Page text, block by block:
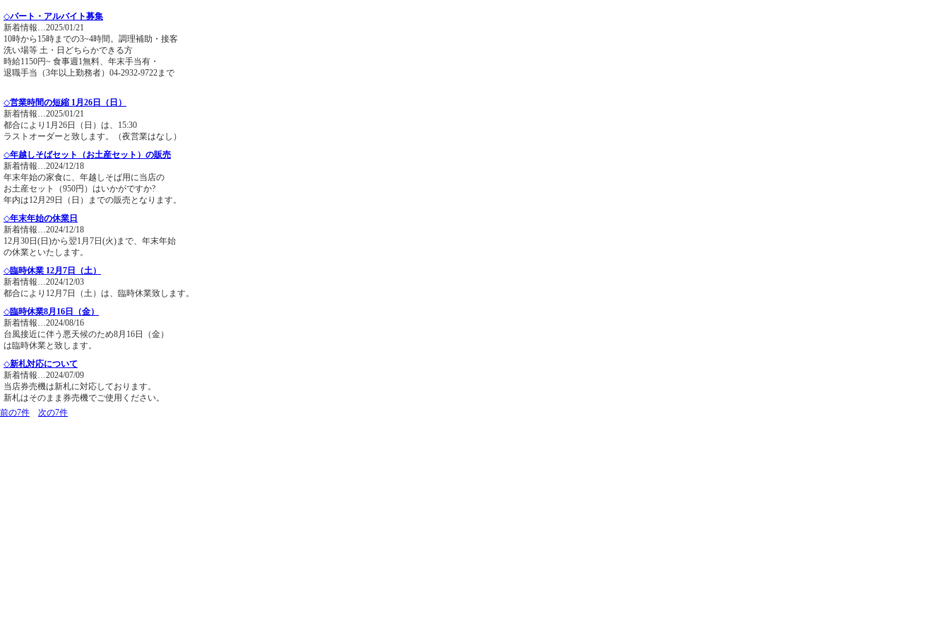
◇パート・アルバイト募集
新着情報…2025/01/21
10時から15時までの3~4時間。調理補助・接客
洗い場等 土・日どちらかできる方
時給1150円~ 食事週1無料、年末手当有・
退職手当（3年以上勤務者）04-2932-9722まで
◇営業時間の短縮 1月26日（日）
新着情報…2025/01/21
都合により1月26日（日）は、15:30
ラストオーダーと致します。（夜営業はなし）
◇年越しそばセット（お土産セット）の販売
新着情報…2024/12/18
年末年始の家食に、年越しそば用に当店の
お土産セット（950円）はいかがですか?
年内は12月29日（日）までの販売となります。
◇年末年始の休業日
新着情報…2024/12/18
12月30日(日)から翌1月7日(火)まで、年末年始
の休業といたします。
◇臨時休業 12月7日（土）
新着情報…2024/12/03
都合により12月7日（土）は、臨時休業致します。
◇臨時休業8月16日（金）
新着情報…2024/08/16
台風接近に伴う悪天候のため8月16日（金）
は臨時休業と致します。
◇新札対応について
新着情報…2024/07/09
当店券売機は新札に対応しております。
新札はそのまま券売機でご使用ください。
前の7件
次の7件